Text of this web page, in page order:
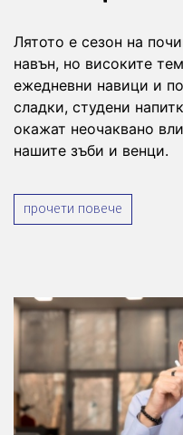
Лятото е сезон на
навън, но високите
ежедневни навици и
сладки, студени
окажат неочаквано
нашите зъби и венци.
прочети повече